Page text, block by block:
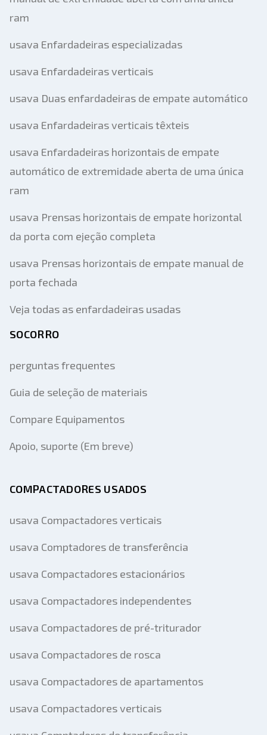
ram
usava Enfardadeiras especializadas
usava Enfardadeiras verticais
usava Duas enfardadeiras de empate automático
usava Enfardadeiras verticais têxteis
usava Enfardadeiras horizontais de empate
automático de extremidade aberta de uma única
ram
usava Prensas horizontais de empate horizontal
da porta com ejeção completa
usava Prensas horizontais de empate manual de
porta fechada
Veja todas as enfardadeiras usadas
SOCORRO
perguntas frequentes
Guia de seleção de materiais
Compare Equipamentos
Apoio, suporte (Em breve)
COMPACTADORES USADOS
usava Compactadores verticais
usava Comptadores de transferência
usava Compactadores estacionários
usava Compactadores independentes
usava Compactadores de pré-triturador
usava Compactadores de rosca
usava Compactadores de apartamentos
usava Compactadores verticais